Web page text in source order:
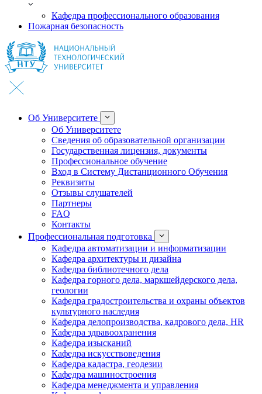
Кафедра профессионального образования
Пожарная безопасность
Об Университете
Об Университете
Сведения об образовательной организации
Государственная лицензия, документы
Профессиональное обучение
Вход в Систему Дистанционного Обучения
Реквизиты
Отзывы слушателей
Партнеры
FAQ
Контакты
Профессиональная подготовка
Кафедра автоматизации и информатизации
Кафедра архитектуры и дизайна
Кафедра библиотечного дела
Кафедра горного дела, маркшейдерского дела,
геологии
Кафедра градостроительства и охраны объектов
культурного наследия
Кафедра делопроизводства, кадрового дела, HR
Кафедра здравоохранения
Кафедра изысканий
Кафедра искусствоведения
Кафедра кадастра, геодезии
Кафедра машиностроения
Кафедра менеджмента и управления